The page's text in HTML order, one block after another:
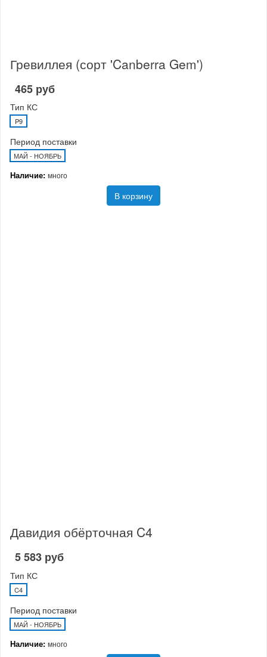
Гревиллея (сорт 'Canberra Gem')
465 руб
Тип КС
P9
Период поставки
МАЙ - НОЯБРЬ
Наличие: много
В корзину
Давидия обёрточная C4
5 583 руб
Тип КС
C4
Период поставки
МАЙ - НОЯБРЬ
Наличие: много